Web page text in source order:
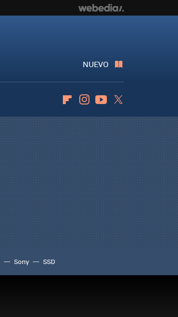
NUEVO
FlipboardInstagramYoutube
Sony SSD